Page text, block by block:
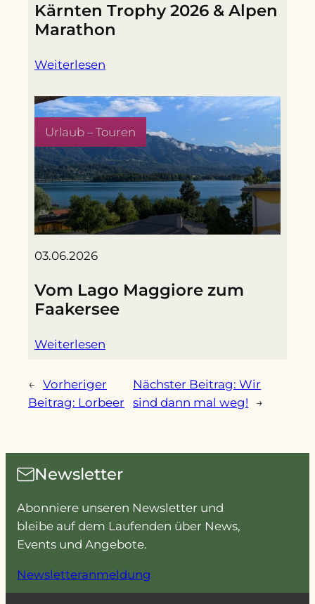
Kärnten Trophy 2026 & Alpen
Marathon
Weiterlesen
03.06.2026
Vom Lago Maggiore zum
Faakersee
Weiterlesen
Urlaub – Touren
← Vorheriger
Beitrag: Lorbeer
Nächster Beitrag:Wir
sind dann mal weg!
→
Newsletter
Abonniere unseren Newsletter und
bleibe auf dem Laufenden über News,
Events und Angebote.
Newsletteranmeldung